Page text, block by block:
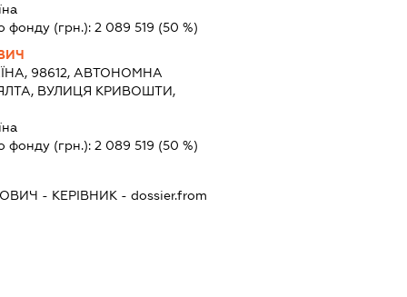
фонду (грн.):2 089 519 (50 %)
98612, АВТОНОМНА
ВУЛИЦЯ КРИВОШТИ,
фонду (грн.):2 089 519 (50 %)
- КЕРІВНИК - dossier.from